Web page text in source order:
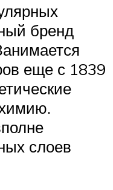
бренд
еще с 1839
слоев